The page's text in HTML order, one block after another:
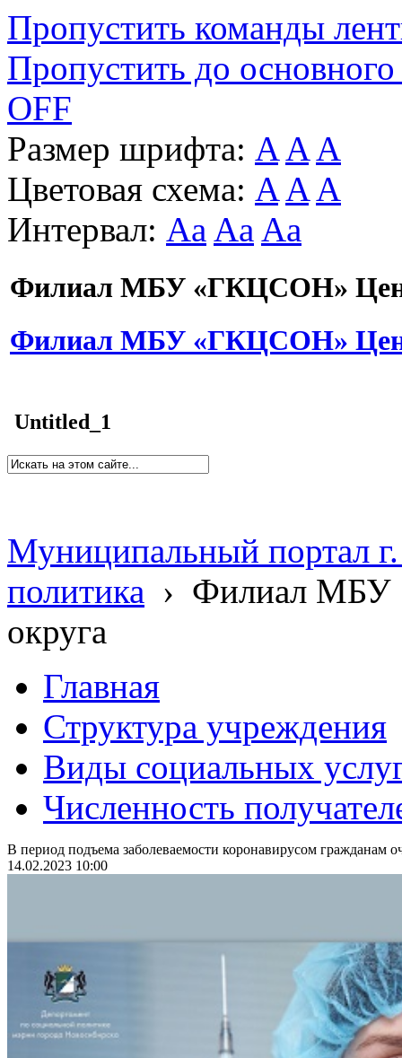
Пропустить команды
Пропустить до основного
OFF
Размер шрифта: A A A
Цветовая схема: A A A
Интервал: Aa Aa Aa
Филиал МБУ «ГКЦСОН»
Филиал МБУ «ГКЦСОН»
Untitled_1
Муниципальный портал
политика › Филиал МБУ
округа
Главная
Структура учреждения
Виды социальных
Численность
В период подъема заболеваемости коронавирусом гражданам
14.02.2023 10:00